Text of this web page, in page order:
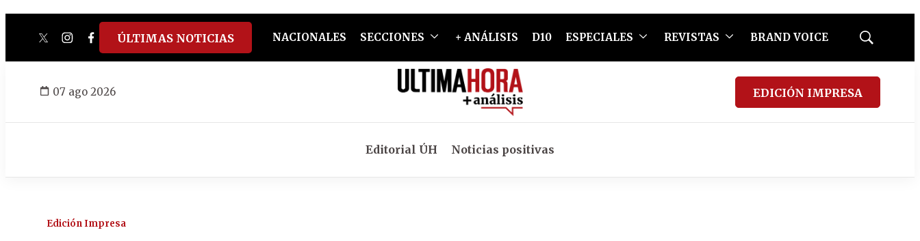
twitterinstagram
facebook
tiktokyoutube
spotify
ÚLTIMAS NOTICIAS NACIONALES SECCIONES + ANÁLISIS D10 ESPECIALES REVISTAS BRAND VOICE
Mostrar
07 ago 2026 EDICIÓN IMPRESA
Editorial ÚH Noticias positivas
Edición Impresa